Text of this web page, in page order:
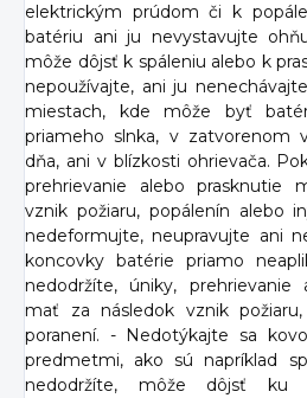
elektrickým prúdom či k
batériu ani ju nevystavujte
môže dôjsť k spáleniu alebo k
nepoužívajte, ani ju
miestach, kde môže byť
priameho slnka, v zatvorenom
dňa, ani v blízkosti ohrievača.
prehrievanie alebo prasknutie
vznik požiaru, popálenín alebo
nedeformujte, neupravujte ani
koncovky batérie priamo
nedodržíte, úniky, prehrievanie
mať za následok vznik
poranení. - Nedotýkajte sa
predmetmi, ako sú napríklad
nedodržíte, môže dôjsť ku